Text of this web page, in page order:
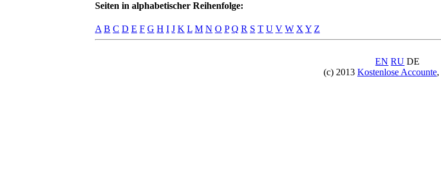
Seiten in alphabetischer Reihenfolge:
A B C D E F G H I J K L M N O P Q R S T U V W XY Z
EN RU DE
(c) 2013 Kostenlose Accounte,